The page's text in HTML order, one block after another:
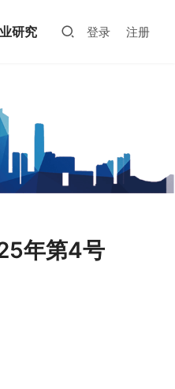
研究 登录 注册
年第4号